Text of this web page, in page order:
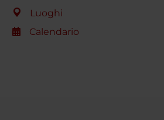
Luoghi
Calendario